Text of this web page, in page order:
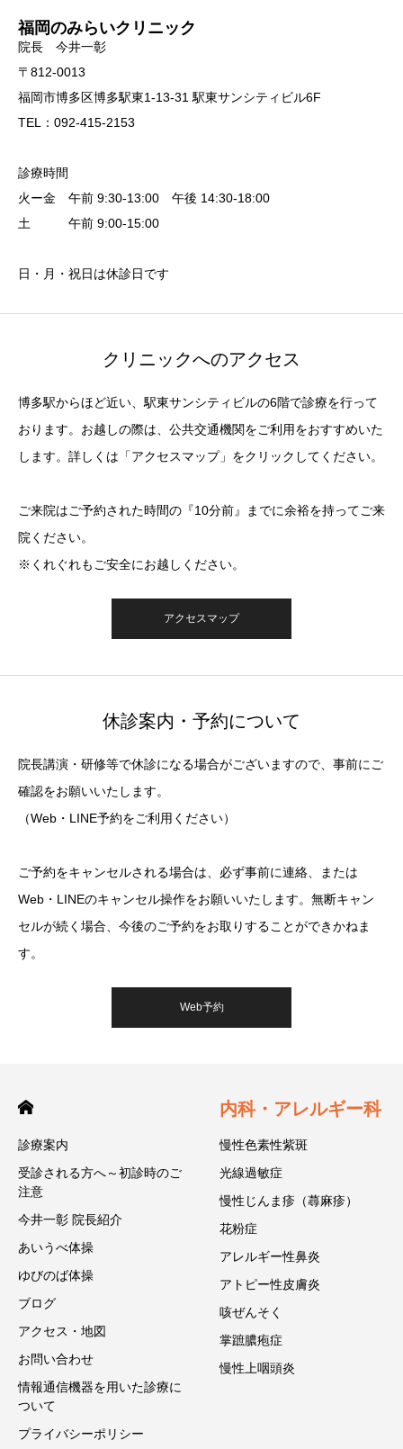
福岡のみらいクリニック
院長 今井一彰
〒812-0013
福岡市博多区博多駅東1-13-31 駅東サンシティビル6F
TEL：092-415-2153
診療時間
火ー金 午前 9:30-13:00 午後 14:30-18:00
土 午前 9:00-15:00
日・月・祝日は休診日です
クリニックへのアクセス
博多駅からほど近い、駅東サンシティビルの6階で診療を行って
おります。お越しの際は、公共交通機関をご利用をおすすめいた
します。詳しくは「アクセスマップ」をクリックしてください。
ご来院はご予約された時間の『10分前』までに余裕を持ってご来
院ください。
※くれぐれもご安全にお越しください。
アクセスマップ
休診案内・予約について
院長講演・研修等で休診になる場合がございますので、事前にご
確認をお願いいたします。
（Web・LINE予約をご利用ください）
ご予約をキャンセルされる場合は、必ず事前に連絡、または
Web・LINEのキャンセル操作をお願いいたします。無断キャン
セルが続く場合、今後のご予約をお取りすることができかねま
す。
Web予約
診療案内
受診される方へ～初診時のご
注意
今井一彰 院長紹介
あいうべ体操
ゆびのば体操
ブログ
アクセス・地図
お問い合わせ
情報通信機器を用いた診療に
ついて
プライバシーポリシー
内科・アレルギー科
慢性色素性紫斑
光線過敏症
慢性じんま疹（蕁麻疹）
花粉症
アレルギー性鼻炎
アトピー性皮膚炎
咳ぜんそく
掌蹠膿疱症
慢性上咽頭炎